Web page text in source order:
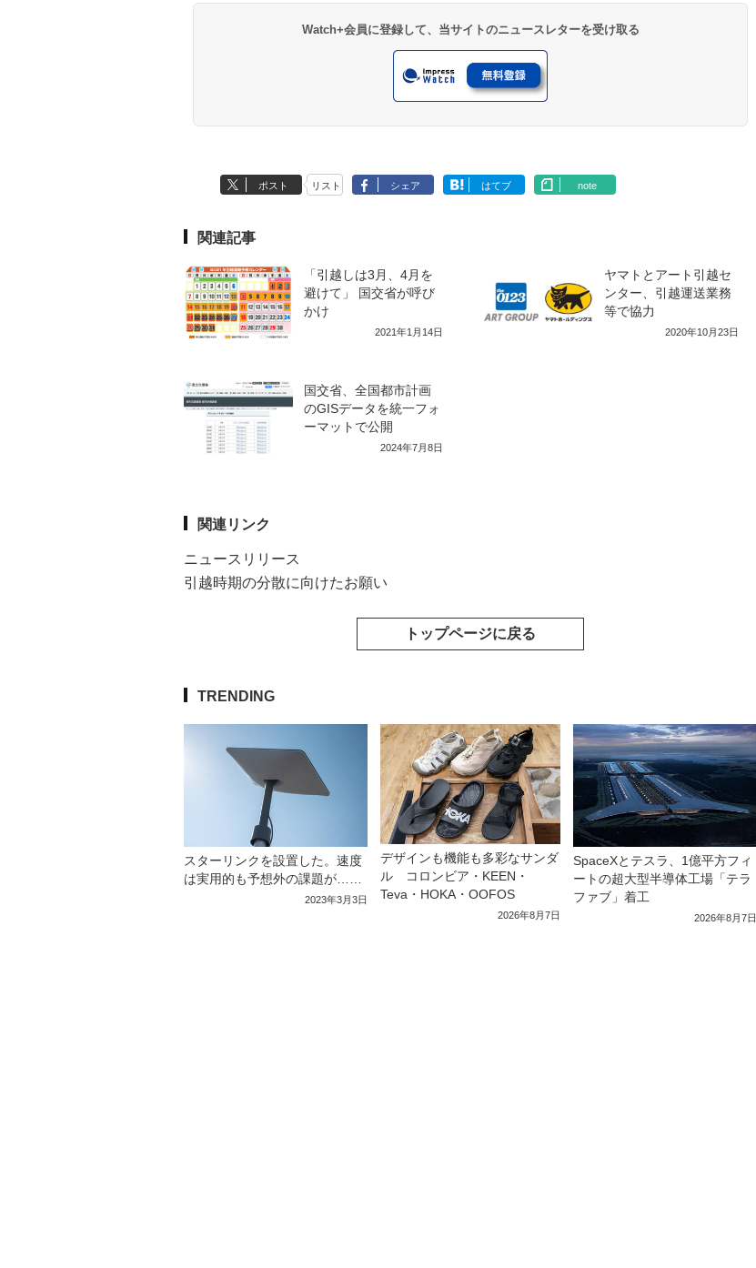
Watch+会員に登録して、当サイトのニュースレターを受け取る
ポスト リスト シェア はてブ note
関連記事
「引越しは3月、4月を
避けて」 国交省が呼び
かけ
2021年1月14日
ヤマトとアート引越セ
ンター、引越運送業務
等で協力
2020年10月23日
国交省、全国都市計画
のGISデータを統一フォ
ーマットで公開
2024年7月8日
関連リンク
ニュースリリース
引越時期の分散に向けたお願い
トップページに戻る
TRENDING
スターリンクを設置した。速度
は実用的も予想外の課題が……
2023年3月3日
デザインも機能も多彩なサンダ
ル コロンビア・KEEN・
Teva・HOKA・OOFOS
2026年8月7日
SpaceXとテスラ、1億平方フィ
ートの超大型半導体工場「テラ
ファブ」着工
2026年8月7日